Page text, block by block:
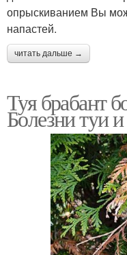
опрыскиванием Вы
напастей.
читать дальше →
Туя брабант
Болезни туи